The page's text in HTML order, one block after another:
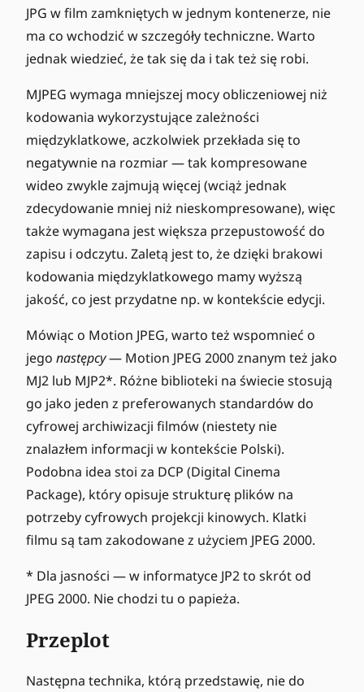
JPG w film zamkniętych w jednym kontenerze, nie
ma co wchodzić w szczegóły techniczne. Warto
jednak wiedzieć, że tak się da i tak też się robi.
MJPEG wymaga mniejszej mocy obliczeniowej niż
kodowania wykorzystujące zależności
międzyklatkowe, aczkolwiek przekłada się to
negatywnie na rozmiar — tak kompresowane
wideo zwykle zajmują więcej (wciąż jednak
zdecydowanie mniej niż nieskompresowane), więc
także wymagana jest większa przepustowość do
zapisu i odczytu. Zaletą jest to, że dzięki brakowi
kodowania międzyklatkowego mamy wyższą
jakość, co jest przydatne np. w kontekście edycji.
Mówiąc o Motion JPEG, warto też wspomnieć o
jego następcy— Motion JPEG 2000 znanym też jako
MJ2 lub MJP2*. Różne biblioteki na świecie stosują
go jako jeden z preferowanych standardów do
cyfrowej archiwizacji filmów (niestety nie
znalazłem informacji w kontekście Polski).
Podobna idea stoi za DCP (Digital Cinema
Package), który opisuje strukturę plików na
potrzeby cyfrowych projekcji kinowych. Klatki
filmu są tam zakodowane z użyciem JPEG 2000.
* Dla jasności — w informatyce JP2 to skrót od
JPEG 2000. Nie chodzi tu o papieża.
Przeplot
Następna technika, którą przedstawię, nie do